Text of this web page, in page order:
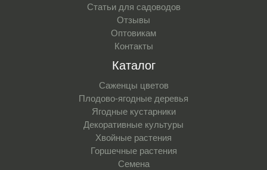
Статьи для садоводов
Отзывы
Оптовикам
Контакты
Каталог
Саженцы цветов
Плодово-ягодные деревья
Ягодные кустарники
Декоративные культуры
Хвойные растения
Горшечные растения
Семена